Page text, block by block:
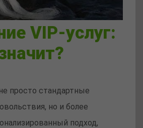
VIP-услуг:
просто стандартные
но и более
подход,